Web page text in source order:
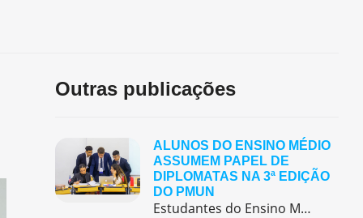
Outras publicações
ALUNOS DO ENSINO MÉDIO
ASSUMEM PAPEL DE
DIPLOMATAS NA 3ª EDIÇÃO
DO PMUN
Estudantes do Ensino Médio do Colégio Pentágono protagonizaram uma simulação da ONU, defendendo posições de países em comitês temáticos e vivenciando, na prática, negociações diplomáticas multilíngues.